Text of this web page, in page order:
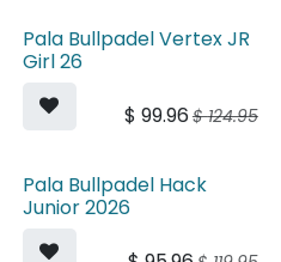
Pala Bullpadel Vertex JR
Girl 26
$ 99.96 $124.95
Pala Bullpadel Hack
Junior 2026